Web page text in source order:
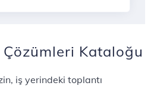
Çözümleri Kataloğu
iş yerindeki toplantı